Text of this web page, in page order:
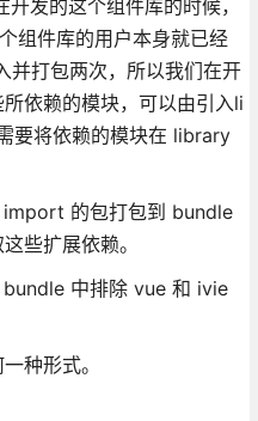
发的这个组件库的时候，
组件库的用户本身就已经
并打包两次，所以我们在开
依赖的模块，可以由引入li
要将依赖的模块在 library
的包打包到 bundle
些扩展依赖。
中排除 vue 和 ivie
种形式。